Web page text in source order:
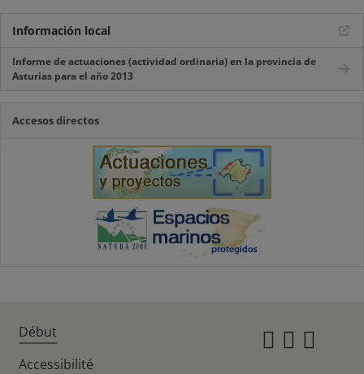
Información local
Informe de actuaciones (actividad ordinaria) en la provincia de
Asturias para el año 2013
Accesos directos
Début
Accessibilité